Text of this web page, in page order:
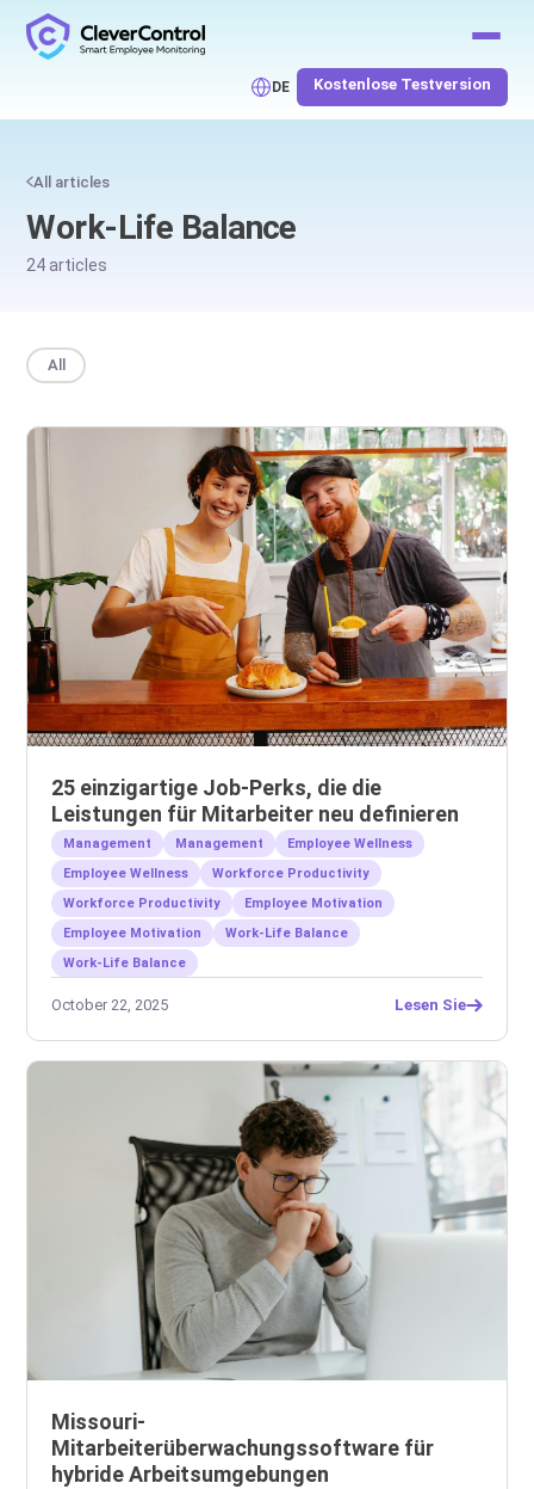
DE Kostenlose Testversion
All articles
Work-Life Balance
24 articles
All
25 einzigartige Job-Perks, die die
Leistungen für Mitarbeiter neu definieren
Management Management
Employee Wellness
Employee Wellness
Workforce Productivity
Workforce Productivity
Employee Motivation
Employee Motivation
Work-Life Balance
Work-Life Balance
October 22, 2025 Lesen Sie
Missouri-
Mitarbeiterüberwachungssoftware für
hybride Arbeitsumgebungen